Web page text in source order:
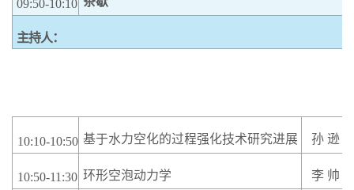
09:50-10:10
主持人：
10:10-10:50 基于水力空化的过程强化技术研究进展 孙 逊
10:50-11:30 环形空泡动力学 李 帅